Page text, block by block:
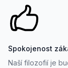
Spokojenost
Naší filozofií je